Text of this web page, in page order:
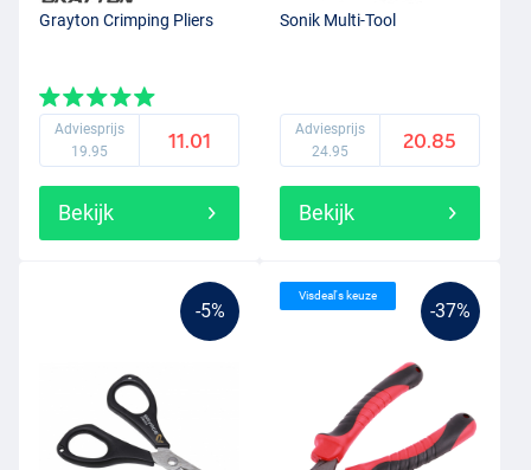
Grayton Crimping Pliers
Adviesprijs
19.95
11.01
Bekijk
Sonik Multi-Tool
Adviesprijs
24.95
20.85
Bekijk
-5% -37%
Visdeal's keuze